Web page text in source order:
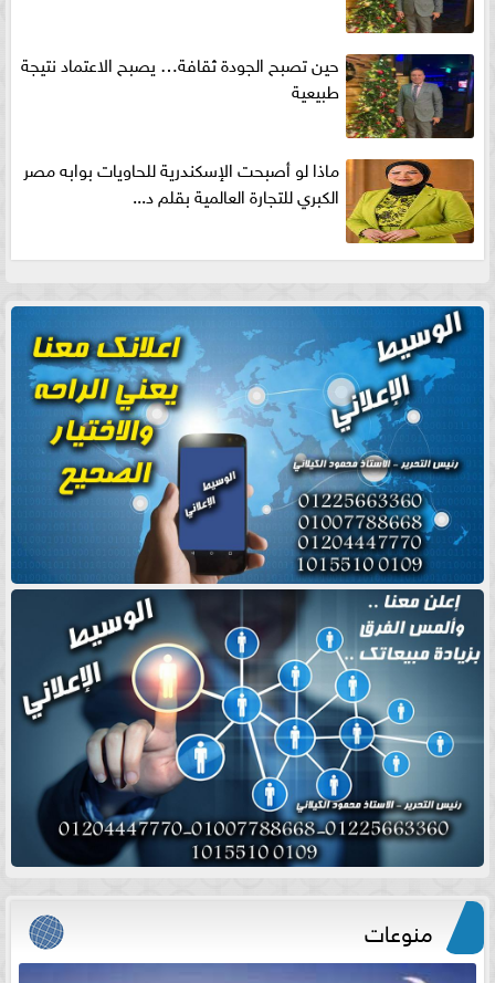
حين تصبح الجودة ثقافة… يصبح الاعتماد نتيجة
طبيعية
ماذا لو أصبحت الإسكندرية للحاويات بوابه مصر
الكبري للتجارة العالمية بقلم د...
منوعات